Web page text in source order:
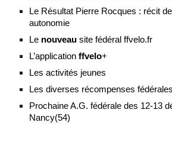
Le Résultat Pierre Rocques : récit
autonomie
Le nouveausite fédéral ffvelo.fr
L’applicationffvelo+
Les activités jeunes
Les diverses récompenses
Prochaine A.G. fédérale des 12-13
Nancy(54)